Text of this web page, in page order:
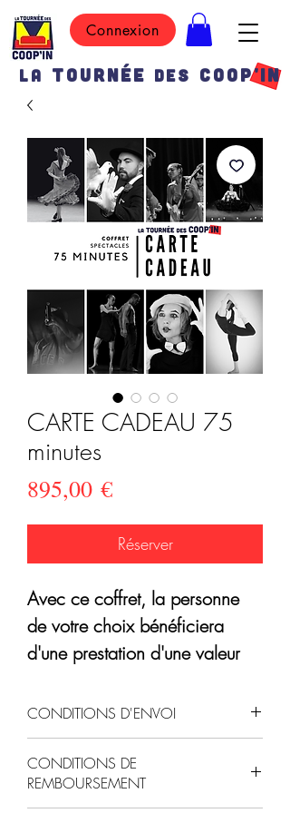
LA TOURNÉE DES COOP'IN
Connexion
CARTE CADEAU 75
minutes
895,00 €Prix
Réserver
Avec ce coffret, la personne
de votre choix bénéficiera
d'une prestation d'une valeur
Cela correspond à une
prestation artistique de 75
mn en TRIO(toutes disciplines
et par Ambiances).
CONDITIONS D'ENVOI
coordonnées de votre
bénéficiaire, aussi,c’est à vous
CONDITIONS DE
REMBOURSEMENT